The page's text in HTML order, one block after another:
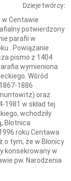
Dzieje twórcy:
Centawie
potwierdzony
parafii w
. Powiązanie
pismo z 1404
wymieniona
Wśród
1886
oraz
1981 w skład tej
wchodziły
Błotnica
roku Centawa
tym, że w Błonicy
konsekrowany w
pw. Narodzenia